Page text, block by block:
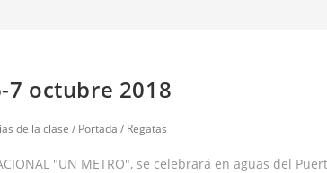
octubre 2018
de la clase / Portada / Regatas
"UN METRO", se celebrará en aguas del